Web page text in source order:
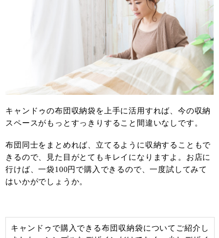
キャンドゥの布団収納袋を上手に活用すれば、今の収納
スペースがもっとすっきりすること間違いなしです。
布団同士をまとめれば、立てるように収納することもで
きるので、見た目がとてもキレイになりますよ。お店に
行けば、一袋100円で購入できるので、一度試してみて
はいかがでしょうか。
キャンドゥで購入できる布団収納袋についてご紹介し